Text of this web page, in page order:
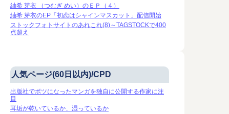
紬希 芽衣 （つむぎ めい）のＥＰ（４）
紬希 芽衣のEP「初恋はシャインマスカット」配信開始
ストックフォトサイトのあれこれ(8)～TAGSTOCKで400
点超え
人気ページ(60日以内)/CPD
出版社でボツになったマンガを独自に公開する作家に注
目
耳垢が乾いているか、湿っているか